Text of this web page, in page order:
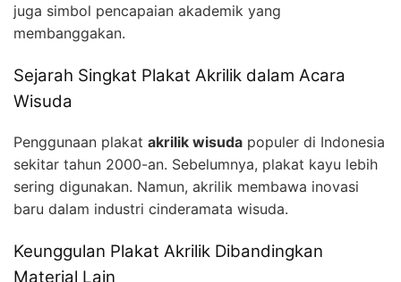
juga simbol pencapaian akademik yang
membanggakan.
Sejarah Singkat Plakat Akrilik dalam Acara
Wisuda
Penggunaan plakat akrilik wisuda populer di Indonesia
sekitar tahun 2000-an. Sebelumnya, plakat kayu lebih
sering digunakan. Namun, akrilik membawa inovasi
baru dalam industri cinderamata wisuda.
Keunggulan Plakat Akrilik Dibandingkan
Material Lain